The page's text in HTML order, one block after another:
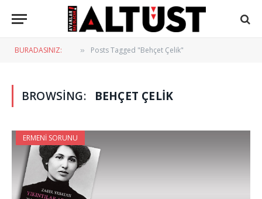
BURADASINIZ: » Posts Tagged "Behçet Çelik"
BROWSING: BEHÇET ÇELIK
ERMENI SORUNU